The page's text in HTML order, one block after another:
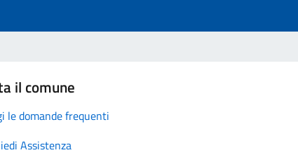
il comune
le domande frequenti
Assistenza